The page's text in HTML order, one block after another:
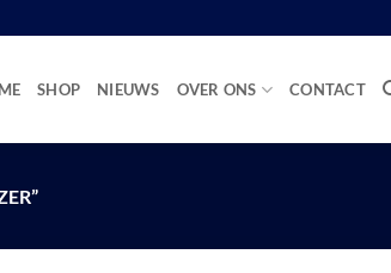
SHOP NIEUWS OVER ONS CONTACT